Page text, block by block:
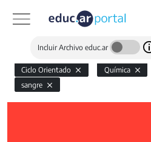
Incluir Archivo educ.ar
Ciclo Orientado Química
sangre